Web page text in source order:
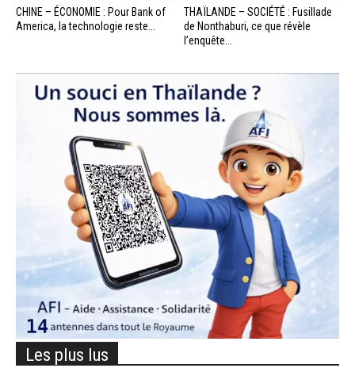
CHINE – ÉCONOMIE : Pour Bank of
America, la technologie reste...
THAÏLANDE – SOCIÉTÉ : Fusillade
de Nonthaburi, ce que révèle
l’enquête...
Les plus lus